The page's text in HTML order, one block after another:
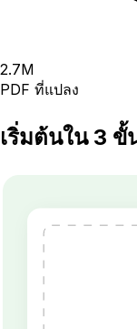
2.7M
PDF ที่แปลง
เริ่มต้นใน 3 ขั้